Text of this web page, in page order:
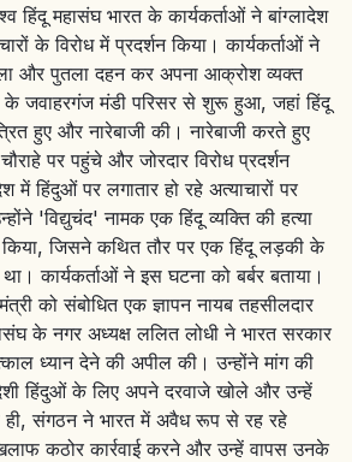
हिंदू महासंघ भारत के कार्यकर्ताओं ने बांग्लादेश
के विरोध में प्रदर्शन किया। कार्यकर्ताओं ने
और पुतला दहन कर अपना आक्रोश व्यक्त
के जवाहरगंज मंडी परिसर से शुरू हुआ, जहां हिंदू
हुए और नारेबाजी की। नारेबाजी करते हुए
पर पहुंचे और जोरदार विरोध प्रदर्शन
में हिंदुओं पर लगातार हो रहे अत्याचारों पर
'विद्युचंद' नामक एक हिंदू व्यक्ति की हत्या
जिसने कथित तौर पर एक हिंदू लड़की के
कार्यकर्ताओं ने इस घटना को बर्बर बताया।
को संबोधित एक ज्ञापन नायब तहसीलदार
के नगर अध्यक्ष ललित लोधी ने भारत सरकार
ध्यान देने की अपील की। उन्होंने मांग की
हिंदुओं के लिए अपने दरवाजे खोले और उन्हें
ही, संगठन ने भारत में अवैध रूप से रह रहे
कठोर कार्रवाई करने और उन्हें वापस उनके